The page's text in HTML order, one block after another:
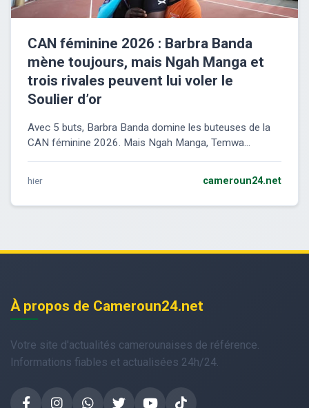
CAN féminine 2026 : Barbra Banda
mène toujours, mais Ngah Manga et
trois rivales peuvent lui voler le
Soulier d’or
Avec 5 buts, Barbra Banda domine les buteuses de la
CAN féminine 2026. Mais Ngah Manga, Temwa...
hier cameroun24.net
À propos de Cameroun24.net
Votre site d'actualités camerounaises de référence.
Informations fiables et actualisées 24h/24.